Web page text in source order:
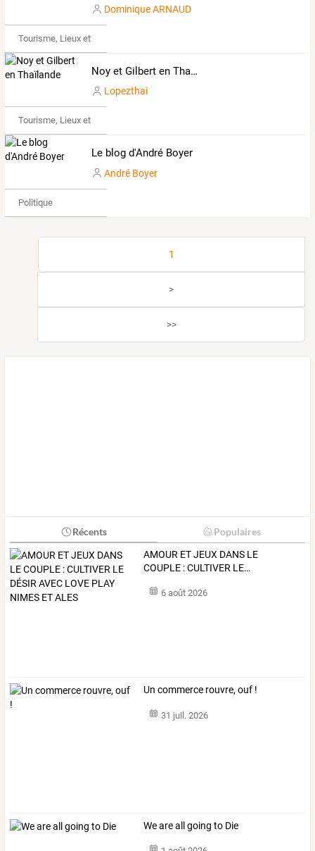
Dominique ARNAUD
Tourisme, Lieux et Événements
Noy et Gilbert en Thaïlande
Lopezthai
Tourisme, Lieux et Événements
Le blog d'André Boyer
André Boyer
Politique
1
>
>>
Récents Populaires
AMOUR ETJEUX DANS LE
COUPLE :CULTIVER LE…
6 août 2026
Un commerce rouvre, ouf !
31 juil. 2026
We are all going to Die